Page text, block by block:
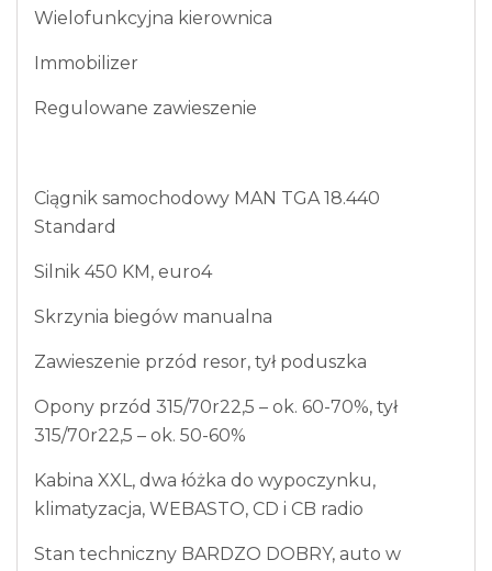
Wielofunkcyjna kierownica
Immobilizer
Regulowane zawieszenie
Ciągnik samochodowy MAN TGA 18.440
Standard
Silnik 450 KM, euro4
Skrzynia biegów manualna
Zawieszenie przód resor, tył poduszka
Opony przód 315/70r22,5 – ok. 60-70%, tył
315/70r22,5 – ok. 50-60%
Kabina XXL, dwa łóżka do wypoczynku,
klimatyzacja, WEBASTO, CD i CB radio
Stan techniczny BARDZO DOBRY, auto w